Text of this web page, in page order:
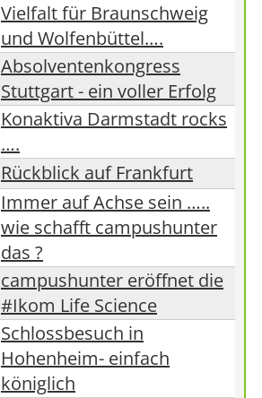
Vielfalt für Braunschweig
und Wolfenbüttel….
Absolventenkongress
Stuttgart - ein voller Erfolg
Konaktiva Darmstadt rocks
….
Rückblick auf Frankfurt
Immer auf Achse sein …..
wie schafft campushunter
das ?
campushunter eröffnet die
#Ikom Life Science
Schlossbesuch in
Hohenheim- einfach
königlich